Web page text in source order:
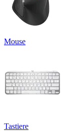
Mouse
Tastiere